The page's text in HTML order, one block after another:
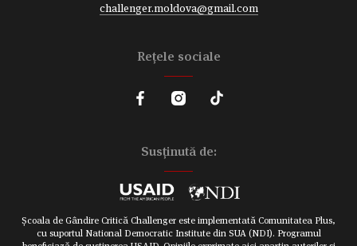
challenger.moldova@gmail.com
Reţele sociale
Susținută de:
Școala de Gândire Critică Challenger este implementată Comunitatea Plus,
cu suportul National Democratic Institute din SUA (NDI). Programul